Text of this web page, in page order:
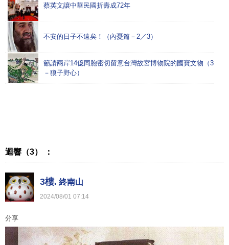
蔡英文讓中華民國折壽成72年
不安的日子不遠矣！（內憂篇－2／3）
籲請兩岸14億同胞密切留意台灣故宮博物院的國寶文物（3
－狼子野心）
迴響（3） ：
3樓. 終南山
2024/08/01 07:14
分享